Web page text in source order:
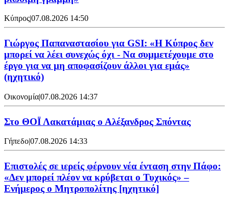
Κύπρος|07.08.2026 14:50
Γιώργος Παπαναστασίου για GSI: «Η Κύπρος δεν
μπορεί να λέει συνεχώς όχι - Να συμμετέχουμε στο
έργο για να μη αποφασίζουν άλλοι για εμάς»
(ηχητικό)
Οικονομία|07.08.2026 14:37
Στο ΘΟΪ Λακατάμιας ο Αλέξανδρος Σπόντας
Γήπεδο|07.08.2026 14:33
Επιστολές σε ιερείς φέρνουν νέα ένταση στην Πάφο:
«Δεν μπορεί πλέον να κρύβεται ο Τυχικός» –
Ενήμερος ο Μητροπολίτης [ηχητικό]